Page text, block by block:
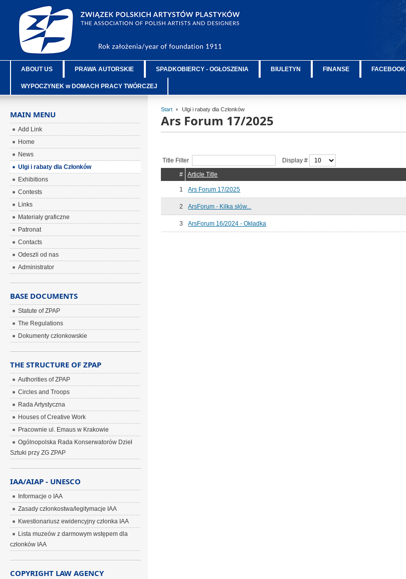
ABOUT US PRAWA AUTORSKIE SPADKOBIERCY - OGŁOSZENIA BIULETYN FINANSE FACEBOOK
WYPOCZYNEK w DOMACH PRACY TWÓRCZEJ
Start Ulgi i rabaty dla Członków
Ars Forum 17/2025
Title Filter
Display #
#
Article Title
1 Ars Forum 17/2025
2 ArsForum - Kilka słów...
3 ArsForum 16/2024 - Okładka
MAIN MENU
Add Link
Home
News
Ulgi i rabaty dla Członków
Exhibitions
Contests
Links
Materiały graficzne
Patronat
Contacts
Odeszli od nas
Administrator
BASE DOCUMENTS
Statute of ZPAP
The Regulations
Dokumenty członkowskie
THE STRUCTURE OF ZPAP
Authorities of ZPAP
Circles and Troops
Rada Artystyczna
Houses of Creative Work
Pracownie ul. Emaus w Krakowie
Ogólnopolska Rada Konserwatorów Dzieł
Sztuki przy ZG ZPAP
IAA/AIAP - UNESCO
Informacje o IAA
Zasady członkostwa/legitymacje IAA
Kwestionariusz ewidencyjny członka IAA
Lista muzeów z darmowym wstępem dla
członków IAA
COPYRIGHT LAW AGENCY